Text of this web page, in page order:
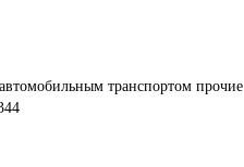
транспортом прочие